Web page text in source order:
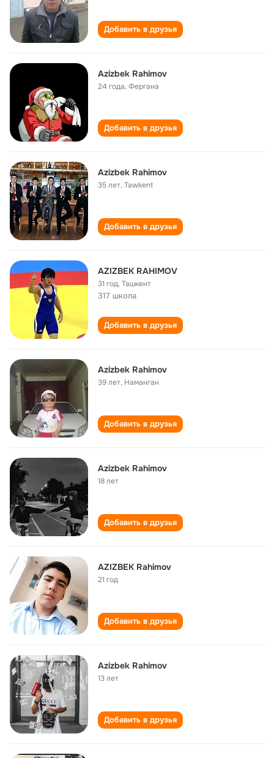
Добавить в друзья
Azizbek Rahimov
24 года,Фергана
Добавить в друзья
Azizbek Rahimov
35 лет,Tawkent
Добавить в друзья
AZIZBEK RAHIMOV
31 год,Ташкент
317 школа
Добавить в друзья
Azizbek Rahimov
39 лет, Наманган
Добавить в друзья
Azizbek Rahimov
18 лет
Добавить в друзья
AZIZBEK Rahimov
21 год
Добавить в друзья
Azizbek Rahimov
13 лет
Добавить в друзья